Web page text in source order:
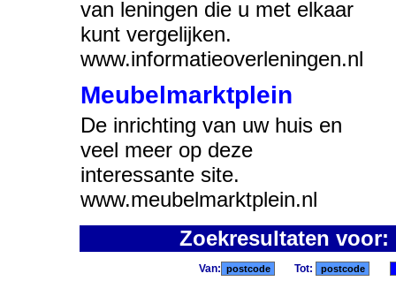
van leningen die u met elkaar
kunt vergelijken.
www.informatieoverleningen.nl
Meubelmarktplein
De inrichting van uw huis en
veel meer op deze
interessante site.
www.meubelmarktplein.nl
Zoekresultaten
Van: Tot: